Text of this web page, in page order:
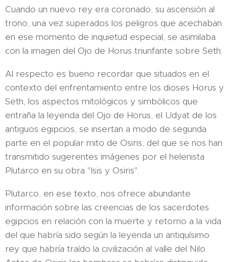
Cuando un nuevo rey era coronado, su ascensión al
trono, una vez superados los peligros que acechaban
en ese momento de inquietud especial, se asimilaba
con la imagen del Ojo de Horus triunfante sobre Seth.
Al respecto es bueno recordar que situados en el
contexto del enfrentamiento entre los dioses Horus y
Seth, los aspectos mitológicos y simbólicos que
entraña la leyenda del Ojo de Horus, el Udyat de los
antiguos egipcios, se insertan a modo de segunda
parte en el popular mito de Osiris, del que se nos han
transmitido sugerentes imágenes por el helenista
Plutarco en su obra "Isis y Osiris".
Plutarco, en ese texto, nos ofrece abundante
información sobre las creencias de los sacerdotes
egipcios en relación con la muerte y retorno a la vida
del que habría sido según la leyenda un antiquísimo
rey que habría traído la civilización al valle del Nilo.